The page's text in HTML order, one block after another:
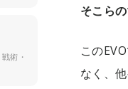
そこら
この
なく、
術・